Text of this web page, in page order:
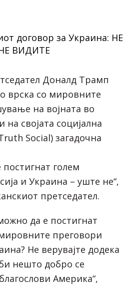
Доналд Трамп
врска со мировните
на војната во
на својата социјална
Social) загадочна
постигнат голем
и Украина – уште не“,
претседател.
да е постигнат
преговори
Не верувајте додека
нешто добро се
Америка“,